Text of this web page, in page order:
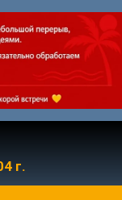
г.